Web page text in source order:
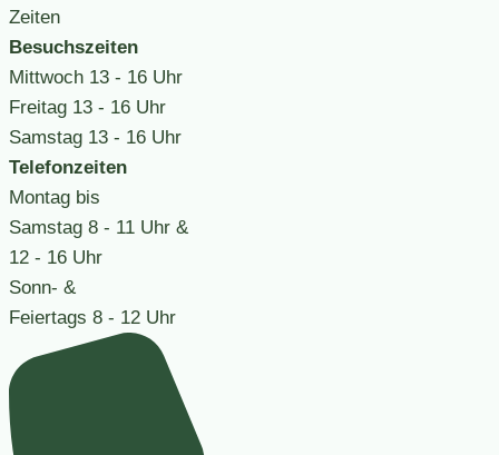
Zeiten
Besuchszeiten
Mittwoch 13 - 16 Uhr
Freitag 13 - 16 Uhr
Samstag 13 - 16 Uhr
Telefonzeiten
Montag bis
Samstag 8 - 11 Uhr &
12 - 16 Uhr
Sonn- &
Feiertags 8 - 12 Uhr